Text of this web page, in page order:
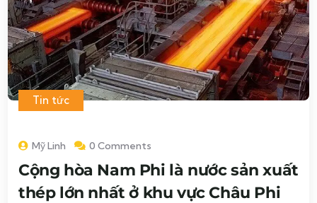
Tin tức
Mỹ Linh 0 Comments
Cộng hòa Nam Phi là nước sản xuất
thép lớn nhất ở khu vực Châu Phi